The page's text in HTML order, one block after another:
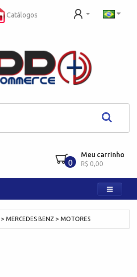
Catálogos
0
Meu carrinho
R$ 0,00
MERCEDES BENZ MOTORES